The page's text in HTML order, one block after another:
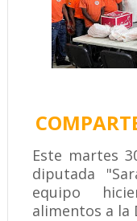
Este martes
diputada
equipo
alimentos a la